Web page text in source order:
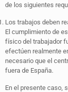
de los siguientes
Los trabajos deben
El cumplimiento de
físico del trabajador
efectúen realmente
necesario que el
fuera de España.
En el presente caso,